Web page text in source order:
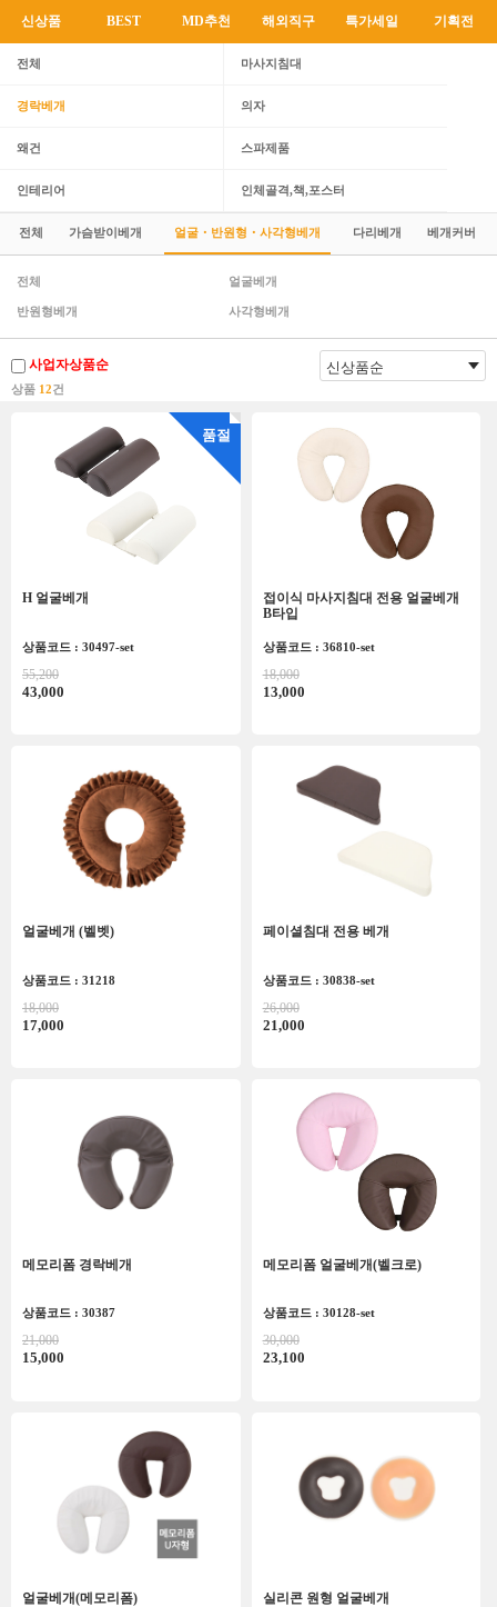
신상품 BEST MD추천 해외직구 특가세일 기획전
전체 마사지침대
경락베개 의자
왜건 스파제품
인테리어 인체골격,책,포스터
전체 가슴받이베개 얼굴・반원형・사각형베개 다리베개 베개커버
전체 얼굴베개
반원형베개 사각형베개
사업자상품순
상품 12건
품절
H 얼굴베개
상품코드 : 30497-set
55,200
43,000
접이식 마사지침대 전용 얼굴베개
B타입
상품코드 : 36810-set
18,000
13,000
얼굴베개 (벨벳)
상품코드 : 31218
18,000
17,000
페이셜침대 전용 베개
상품코드 : 30838-set
26,000
21,000
메모리폼 경락베개
상품코드 : 30387
21,000
15,000
메모리폼 얼굴베개(벨크로)
상품코드 : 30128-set
30,000
23,100
얼굴베개(메모리폼) 실리콘 원형 얼굴베개